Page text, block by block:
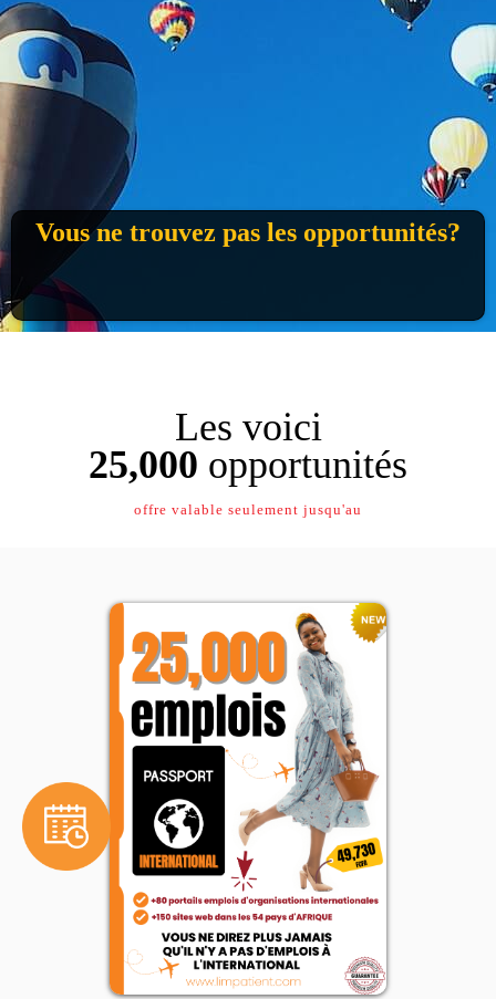
Vous ne trouvez pas les opportunités?
Les voici
25,000 opportunités
offre valable seulement jusqu'au